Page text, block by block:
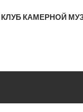
КЛУБ КАМЕРНОЙ
53